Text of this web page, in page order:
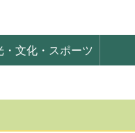
・文化・スポーツ